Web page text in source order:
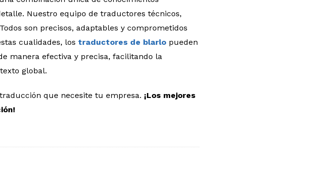
Nuestro equipo de traductores técnicos,
son precisos, adaptables y comprometidos
cualidades, los traductores de blarlo pueden
manera efectiva y precisa, facilitando la
global.
que necesite tu empresa. ¡Los mejores